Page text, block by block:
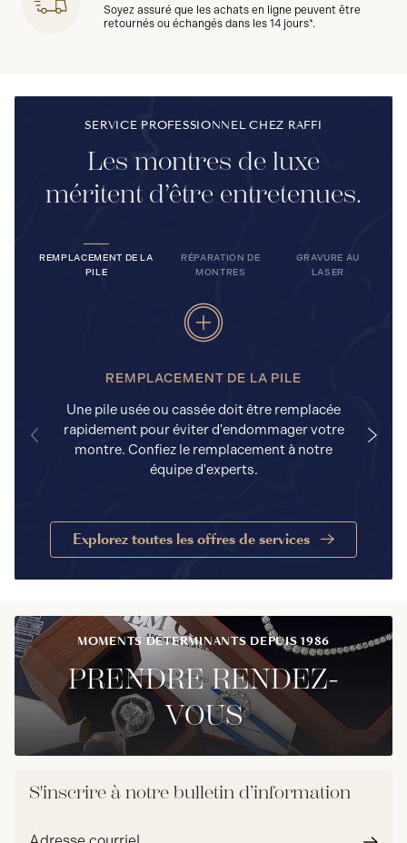
Soyez assuré que les achats en ligne peuvent être
retournés ou échangés dans les 14 jours*.
SERVICE PROFESSIONNEL CHEZ RAFFI
Les montres de luxe
méritent d’être entretenues.
REMPLACEMENT DE LA
PILE
RÉPARATION DE
MONTRES
GRAVURE AU
LASER
REMPLACEMENT DE LA PILE
Une pile usée ou cassée doit être remplacée
rapidement pour éviter d'endommager votre
montre. Confiez le remplacement à notre
équipe d'experts.
Explorez toutes les offres de services
MOMENTS DÉTERMINANTS DEPUIS 1986
PRENDRE RENDEZ-
VOUS
S'inscrire à notre bulletin d’information
Adresse